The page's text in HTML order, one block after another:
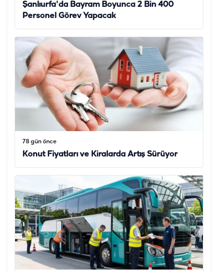
Şanlıurfa'da Bayram Boyunca 2 Bin 400
Personel Görev Yapacak
78 gün önce
Konut Fiyatları ve Kiralarda Artış Sürüyor